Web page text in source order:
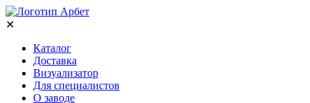
✕
Каталог
Доставка
Визуализатор
Для специалистов
О заводе